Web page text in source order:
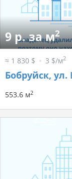
9 р. за м2
≈ 1 830 $ 3 $/м2
Бобруйск,
553.6 м2